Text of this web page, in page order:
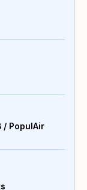
/ PopulAir